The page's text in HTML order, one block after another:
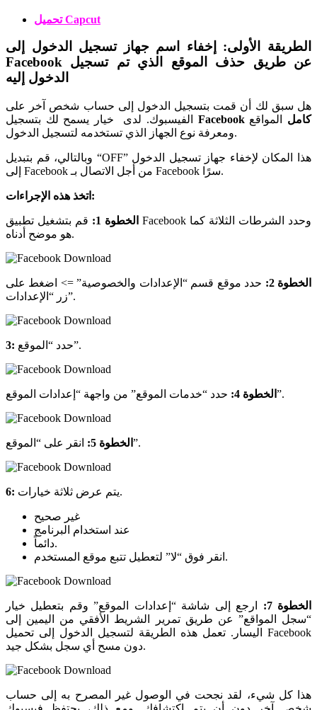
تحميل Capcut
الطريقة الأولى: إخفاء اسم جهاز تسجيل الدخول إلى
Facebook عن طريق حذف الموقع الذي تم تسجيل
الدخول إليه
هل سبق لك أن قمت بتسجيل الدخول إلى حساب شخص آخر على
Facebook كامل المواقع
ومعرفة نوع الجهاز الذي تستخدمه لتسجيل الدخول.
وبالتالي، قم بتبديل “OFF” هذا المكان لإخفاء جهاز تسجيل الدخول
إلى Facebook من أجل الاتصال بـ Facebook سرًا.
اتخذ هذه الإجراءات:
الخطوة 1:
قم بتشغيل تطبيق Facebook وحدد الشرطات الثلاثة كما
هو موضح أدناه.
الخطوة 2:
حدد موقع قسم “الإعدادات والخصوصية” => اضغط على
زر “الإعدادات”.
3: حدد “الموقع”.
الخطوة 4: حدد “خدمات الموقع” من واجهة “إعدادات الموقع”.
الخطوة 5: انقر على “الموقع”.
6: يتم عرض ثلاثة خيارات.
غير صحيح
عند استخدام البرنامج
دائماً.
انقر فوق “لا” لتعطيل تتبع موقع المستخدم.
الخطوة 7:
ارجع إلى شاشة “إعدادات الموقع” وقم بتعطيل خيار
“سجل المواقع” عن طريق تمرير الشريط الأفقي من اليمين إلى
اليسار. تعمل هذه الطريقة لتسجيل الدخول إلى تحميل Facebook
دون مسح أي سجل بشكل جيد.
هذا كل شيء، لقد نجحت في الوصول غير المصرح به إلى حساب